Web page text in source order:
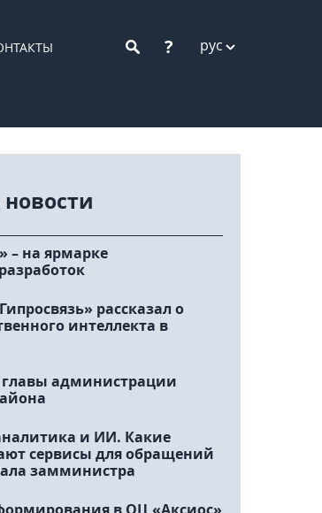
? рус
– на ярмарке
рассказал о
интеллекта в
администрации
и ИИ. Какие
сервисы для обращений
замминистра